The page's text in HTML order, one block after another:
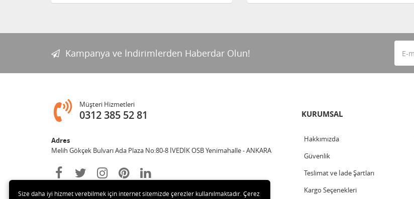
Kampanya ve İndirimlerden Haberdar Olun!
Müşteri Hizmetleri
0312 385 52 81
Adres
Melih Gökçek Bulvarı Ada Plaza No:80-8 İVEDİK OSB Yenimahalle - ANKARA
KURUMSAL
Hakkımızda
Güvenlik
Teslimat ve İade Şartları
Kargo Seçenekleri
Size daha iyi hizmet verebilmek için internet sitemizde çerezler kullanılmaktadır. Çerez